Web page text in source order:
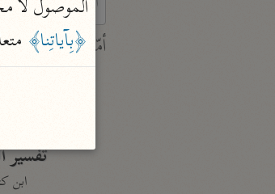
for results.
أمّهات
تفسير
ابن
الموصول لا
﴿بِآياتِنا﴾